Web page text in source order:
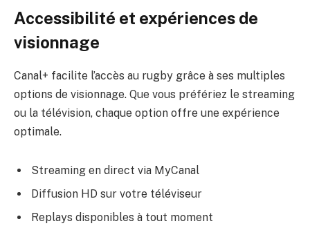
Accessibilité et expériences de
visionnage
Canal+ facilite l’accès au rugby grâce à ses multiples
options de visionnage. Que vous préfériez le streaming
ou la télévision, chaque option offre une expérience
optimale.
Streaming en direct via MyCanal
Diffusion HD sur votre téléviseur
Replays disponibles à tout moment